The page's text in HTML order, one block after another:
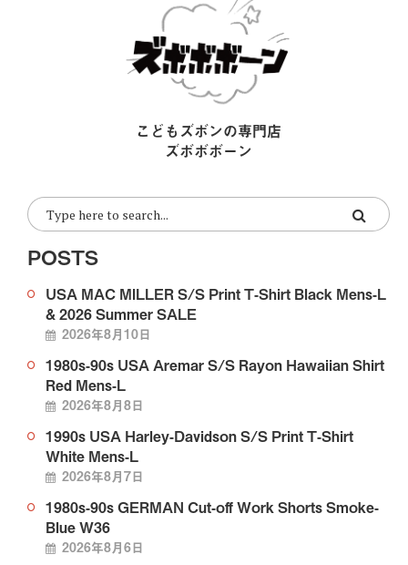
こどもズボンの専門店
ズボボボーン
POSTS
USA MAC MILLER S/S Print T-Shirt Black Mens-L
& 2026 Summer SALE
2026年8月10日
1980s-90s USA Aremar S/S Rayon Hawaiian Shirt
Red Mens-L
2026年8月8日
1990s USA Harley-Davidson S/S Print T-Shirt
White Mens-L
2026年8月7日
1980s-90s GERMAN Cut-off Work Shorts Smoke-
Blue W36
2026年8月6日